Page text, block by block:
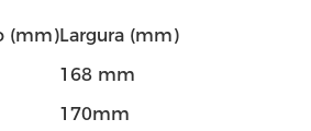
(mm)Largura (mm)
168 mm
170mm